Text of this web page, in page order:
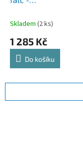
Skladem (2 ks)
1 285 Kč
Do košíku